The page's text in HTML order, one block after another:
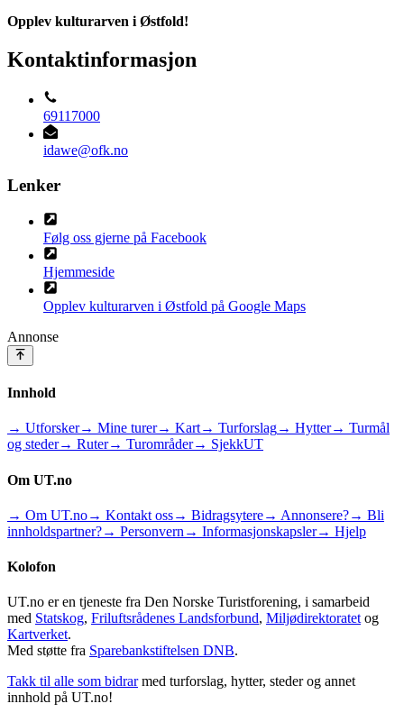
Opplev kulturarven i Østfold!
Kontaktinformasjon
69117000
idawe@ofk.no
Lenker
Følg oss gjerne på Facebook
Hjemmeside
Opplev kulturarven i Østfold på Google Maps
Annonse
Innhold
→ Utforsker→ Mine turer→ Kart→ Turforslag→ Hytter→ Turmål
og steder→ Ruter→ Turområder→ SjekkUT
Om UT.no
→ Om UT.no→ Kontakt oss→ Bidragsytere→ Annonsere?→ Bli
innholdspartner?→ Personvern → Informasjonskapsler→ Hjelp
Kolofon
UT.no er en tjeneste fra Den Norske Turistforening, i samarbeid
med Statskog, Friluftsrådenes Landsforbund, Miljødirektoratet og
Kartverket.
Med støtte fra Sparebankstiftelsen DNB.
Takk til alle som bidrar med turforslag, hytter, steder og annet
innhold på UT.no!